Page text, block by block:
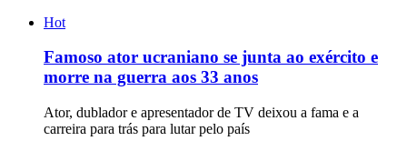
Hot
Famoso ator ucraniano se junta ao exército e
morre na guerra aos 33 anos
Ator, dublador e apresentador de TV deixou a fama e a
carreira para trás para lutar pelo país